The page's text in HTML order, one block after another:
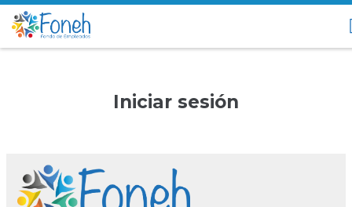
Iniciar sesión